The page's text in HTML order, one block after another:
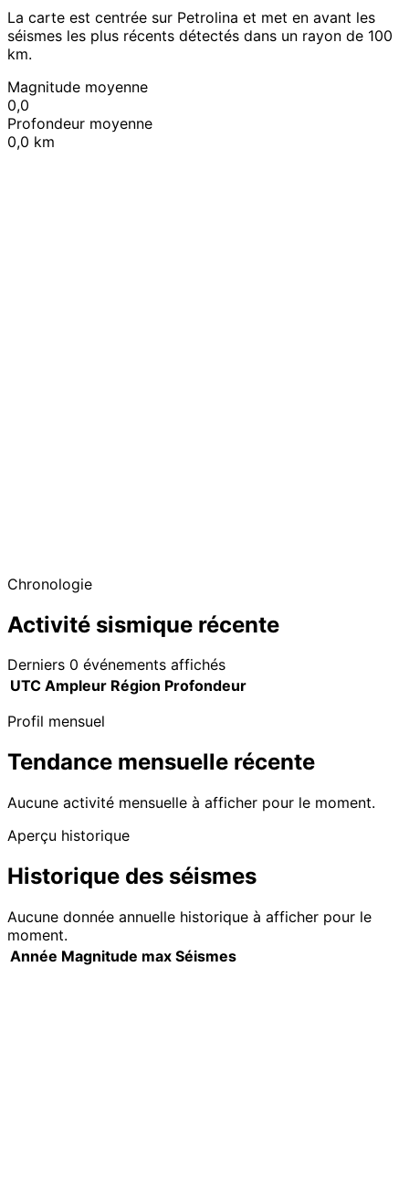
La carte est centrée sur Petrolina et met en avant les
séismes les plus récents détectés dans un rayon de 100
km.
Magnitude moyenne
0,0
Profondeur moyenne
0,0 km
Chronologie
Activité sismique récente
Derniers 0 événements affichés
UTC Ampleur Région Profondeur
Profil mensuel
Tendance mensuelle récente
Aucune activité mensuelle à afficher pour le moment.
Aperçu historique
Historique des séismes
Aucune donnée annuelle historique à afficher pour le
moment.
Année Magnitude max Séismes